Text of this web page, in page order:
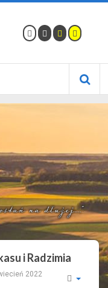
i Radzimia
2022